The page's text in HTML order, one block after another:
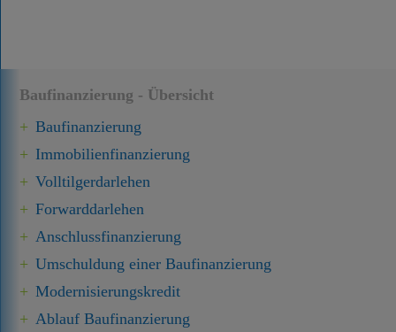
Baufinanzierung - Übersicht
Baufinanzierung
Immobilien­finanzierung
Volltilgerdarlehen
Forward­darlehen
Anschluss­finanzierung
Umschuldung einer Baufinanzierung
Modernisierungskredit
Ablauf Baufinanzierung